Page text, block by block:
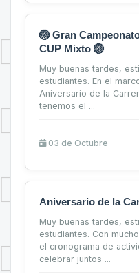
🏐 Gran
CUP Mixto 🏐
Muy buenas tardes,
estudiantes. En el
Aniversario de la
tenemos el ...
03 de Octubre
Aniversario de la
Muy buenas tardes,
estudiantes. Con
el cronograma de
celebrar juntos ...